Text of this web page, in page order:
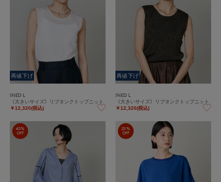
再値下げ
INED L
《大きいサイズ》リブタンクトップニット
￥12,320(税込)
再値下げ
INED L
《大きいサイズ》リブタンクトップニット
￥12,320(税込)
40%
OFF
20%
OFF